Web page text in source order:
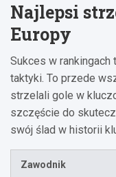
Najlepsi
Europy
Sukces w
taktyki. To przede
strzelali gole w
szczęście do
swój ślad w historii
Zawodnik